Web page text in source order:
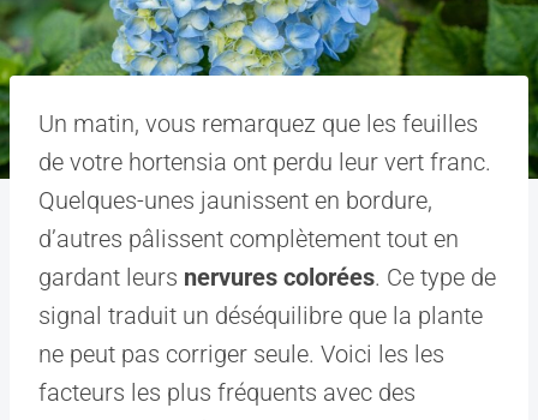
Un matin, vous remarquez que les feuilles
de votre hortensia ont perdu leur vert franc.
Quelques-unes jaunissent en bordure,
d’autres pâlissent complètement tout en
gardant leurs nervures colorées. Ce type de
signal traduit un déséquilibre que la plante
ne peut pas corriger seule. Voici les les
facteurs les plus fréquents avec des